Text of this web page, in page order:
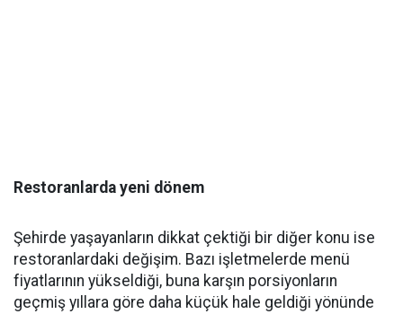
Restoranlarda yeni dönem
Şehirde yaşayanların dikkat çektiği bir diğer konu ise
restoranlardaki değişim. Bazı işletmelerde menü
fiyatlarının yükseldiği, buna karşın porsiyonların
geçmiş yıllara göre daha küçük hale geldiği yönünde